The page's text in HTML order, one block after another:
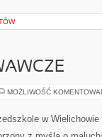
MOŻLIWOŚĆ
w